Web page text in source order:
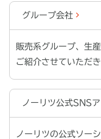
グループ会社
販売系グループ、生
ご紹介させていただき
ノーリツ公式SNS
ノーリツの公式ソー